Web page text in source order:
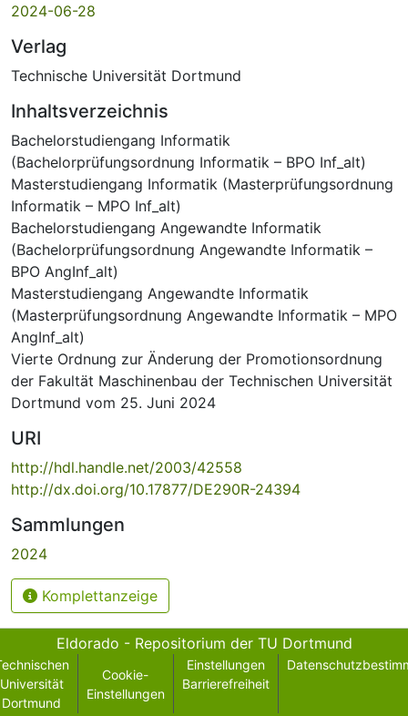
2024-06-28
Verlag
Technische Universität Dortmund
Inhaltsverzeichnis
Bachelorstudiengang Informatik
(Bachelorprüfungsordnung Informatik – BPO Inf_alt)
Masterstudiengang Informatik (Masterprüfungsordnung
Informatik – MPO Inf_alt)
Bachelorstudiengang Angewandte Informatik
(Bachelorprüfungsordnung Angewandte Informatik –
BPO AngInf_alt)
Masterstudiengang Angewandte Informatik
(Masterprüfungsordnung Angewandte Informatik – MPO
AngInf_alt)
Vierte Ordnung zur Änderung der Promotionsordnung
der Fakultät Maschinenbau der Technischen Universität
Dortmund vom 25. Juni 2024
URI
http://hdl.handle.net/2003/42558
http://dx.doi.org/10.17877/DE290R-24394
Sammlungen
2024
Komplettanzeige
Eldorado - Repositorium der TU Dortmund
Universität
Dortmund
Cookie-
Einstellungen
Einstellungen
Barrierefreiheit